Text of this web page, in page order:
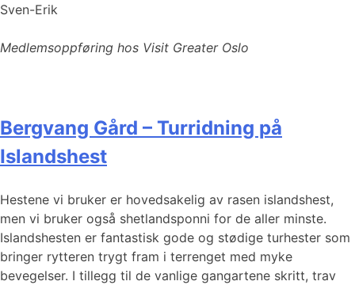
Sven-Erik
Medlemsoppføring hos Visit Greater Oslo
Bergvang Gård – Turridning på
Islandshest
Hestene vi bruker er hovedsakelig av rasen islandshest,
men vi bruker også shetlandsponni for de aller minste.
Islandshesten er fantastisk gode og stødige turhester som
bringer rytteren trygt fram i terrenget med myke
bevegelser. I tillegg til de vanlige gangartene skritt, trav